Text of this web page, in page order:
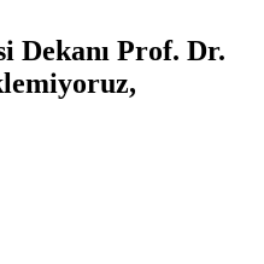
Dekanı Prof. Dr.